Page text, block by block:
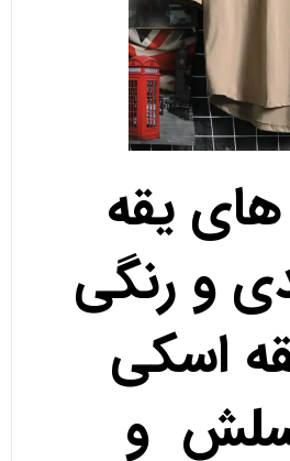
یقه
و رنگی
اسکی
و